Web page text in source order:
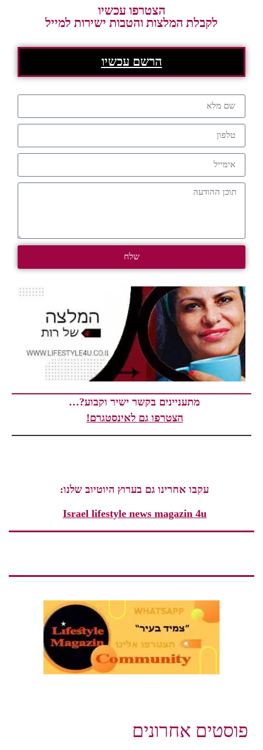
הצטרפו עכשיו
לקבלת המלצות והטבות ישירות למייל
הרשם עכשיו
שלח
מתעניינים בקשר ישיר וקבוע?…
הצטרפו גם לאינסטגרם!
עקבו אחרינו גם בערוץ היוטיוב שלנו:
Israel lifestyle news magazin 4u
פוסטים אחרונים